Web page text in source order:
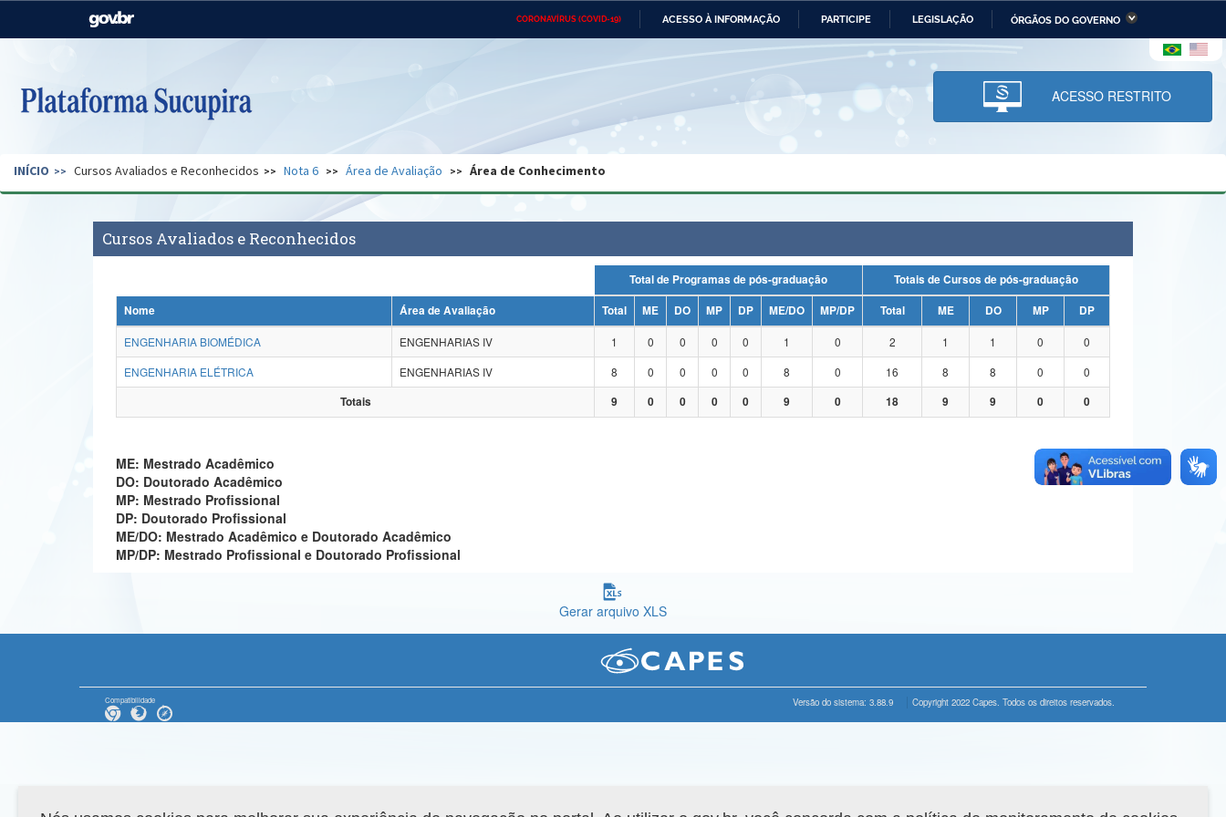
CORONAVÍRUS (COVID-19) ACESSO À INFORMAÇÃO PARTICIPE LEGISLAÇÃO ÓRGÃOS DO GOVERNO
Casa Civil Ministério das Relações Ministério da Economia Ministério da Infraestrutura
Pecuária e Abastecimento
Ministério da Ciência,
Tecnologia, Inovações e
Comunicações
Ministério do Desenvolvimento
Regional e dos Direitos Humanos
Secretaria de Governo Gabinete de Segurança Advocacia-Geral da União Banco Central do Brasil Planalto
ACESSO RESTRITO
INÍCIO Cursos Avaliados e Reconhecidos Nota 6 Área de Avaliação Área de Conhecimento
Cursos Avaliados e Reconhecidos
Total de Programas de pós-graduação
Totais de Cursos de pós-graduação
Nome
Área de Avaliação Total ME DO MP DP ME/DO MP/DP Total ME DO MP
DP
ENGENHARIA BIOMÉDICA
ENGENHARIAS IV 1 0 0 0 0 1 0 2 1 1 0
0
ENGENHARIA ELÉTRICA
ENGENHARIAS IV 8 0 0 0 0 8 0 16 8 8 0
0
Totais
9 0 0 0 0 9 0 18 9 9 0 0
ME: Mestrado Acadêmico
DO: Doutorado Acadêmico
MP: Mestrado Profissional
DP: Doutorado Profissional
ME/DO: Mestrado Acadêmico e Doutorado Acadêmico
MP/DP: Mestrado Profissional e Doutorado Profissional
Gerar arquivo XLS
Compatibilidade Versão do sistema: 3.88.9 Copyright 2022 Capes. Todos os direitos reservados.